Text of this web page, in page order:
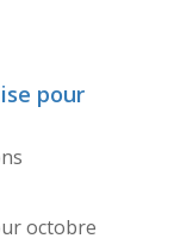
pour
octobre